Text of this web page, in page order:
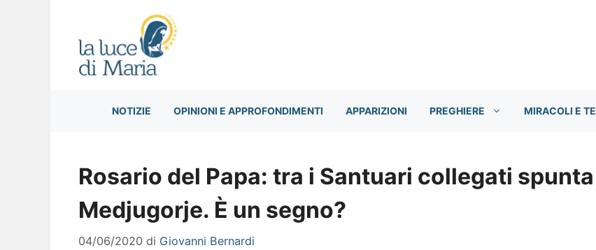
NOTIZIE OPINIONI E APPROFONDIMENTI APPARIZIONI PREGHIERE MIRACOLI E
Rosario del Papa: tra i Santuari collegati spunta
Medjugorje. È un segno?
04/06/2020 di Giovanni Bernardi